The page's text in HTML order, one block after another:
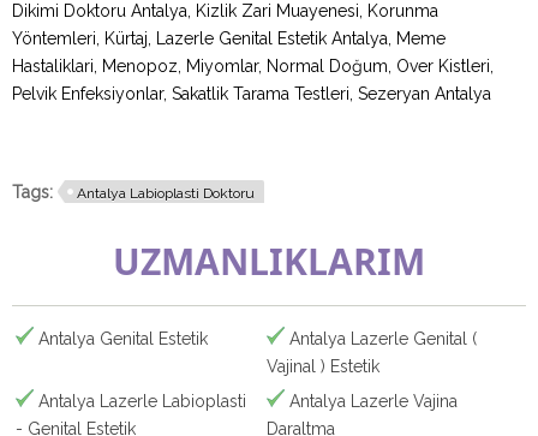
Dikimi Doktoru Antalya, Kizlik Zari Muayenesi, Korunma
Yöntemleri, Kürtaj, Lazerle Genital Estetik Antalya, Meme
Hastaliklari, Menopoz, Miyomlar, Normal Doğum, Over Kistleri,
Pelvik Enfeksiyonlar, Sakatlik Tarama Testleri, Sezeryan Antalya
Tags: Antalya Labioplasti Doktoru
UZMANLIKLARIM
Antalya Genital Estetik
Antalya Lazerle Genital (
Vajinal ) Estetik
Antalya Lazerle Labioplasti
- Genital Estetik
Antalya Lazerle Vajina
Daraltma